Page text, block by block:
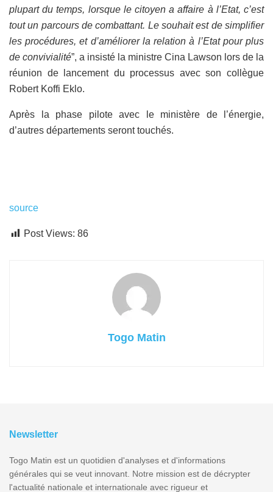
plupart du temps, lorsque le citoyen a affaire à l’Etat, c’est
tout un parcours de combattant. Le souhait est de simplifier
les procédures, et d’améliorer la relation à l’Etat pour plus
de convivialité”, a insisté la ministre Cina Lawson lors de la
réunion de lancement du processus avec son collègue
Robert Koffi Eklo.
Après la phase pilote avec le ministère de l’énergie,
d’autres départements seront touchés.
source
Post Views: 86
Togo Matin
Newsletter
Togo Matin est un quotidien d'analyses et d'informations
générales qui se veut innovant. Notre mission est de décrypter
l'actualité nationale et internationale avec rigueur et